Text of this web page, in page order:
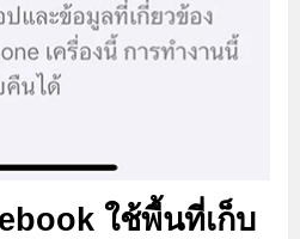
ใช้พื้นที่เก็บ